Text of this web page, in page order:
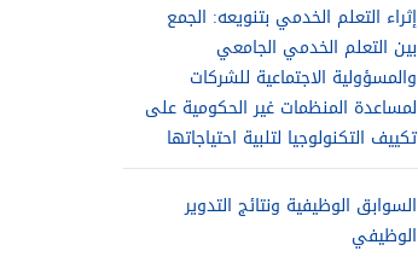
إثراء التعلم الخدمي بتنويعه: الجمع
بين التعلم الخدمي الجامعي
والمسؤولية الاجتماعية للشركات
لمساعدة المنظمات غير الحكومية على
تكييف التكنولوجيا لتلبية احتياجاتها
السوابق الوظيفية ونتائج التدوير
الوظيفي